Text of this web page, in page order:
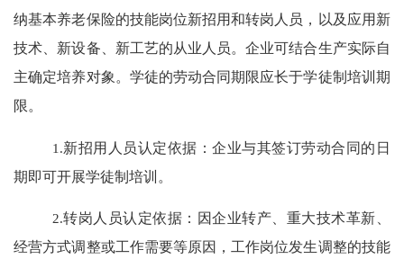
纳基本养老保险的技能岗位新招用和转岗人员，以及应用新
技术、新设备、新工艺的从业人员。企业可结合生产实际自
主确定培养对象。学徒的劳动合同期限应长于学徒制培训期
限。
1.新招用人员认定依据：企业与其签订劳动合同的日
期即可开展学徒制培训。
2.转岗人员认定依据：因企业转产、重大技术革新、
经营方式调整或工作需要等原因，工作岗位发生调整的技能